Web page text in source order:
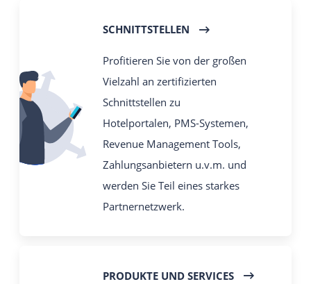
SCHNITTSTELLEN
Profitieren Sie von der großen
Vielzahl an zertifizierten
Schnittstellen zu
Hotelportalen, PMS-Systemen,
Revenue Management Tools,
Zahlungsanbietern u.v.m. und
werden Sie Teil eines starkes
Partnernetzwerk.
PRODUKTE UND SERVICES